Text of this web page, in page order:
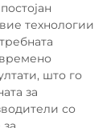
технологии
што го
за
со